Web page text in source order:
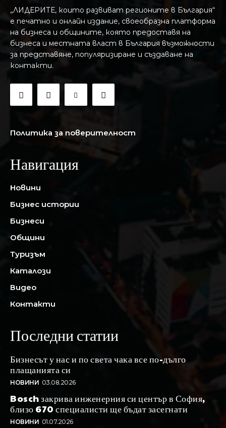
„ЛИДЕРИТЕ, които развиват регионите в България“
е печатно и онлайн издание, своеобразна платформа
на бизнеса и общините, която предоставя на
бизнесa и местната власт в България възможности
за представяне, популяризиране и създаване на
контакти.
Политика за поверителност
Навигация
Новини
Бизнес истории
Бизнеси
Общини
Туризъм
Каталози
Видео
Контакти
Последни статии
Бизнесът у нас и по света чака все по-дълго
плащанията си
НОВИНИ 03.08.2026
Bosch закрива инженерния си център в София,
близо 670 специалисти ще бъдат засегнати
НОВИНИ 01.07.2026